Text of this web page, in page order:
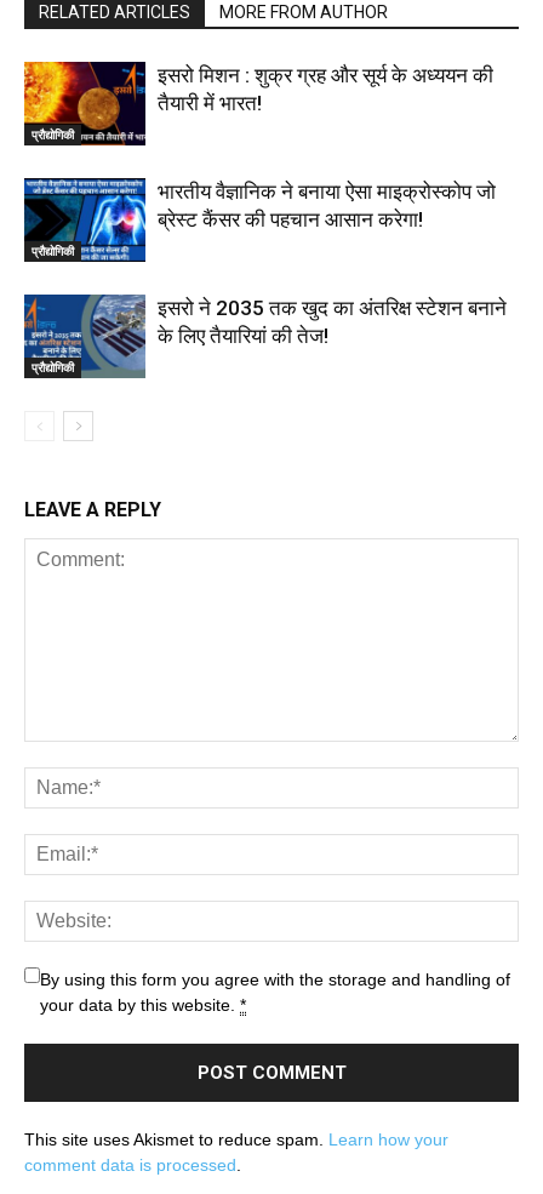
RELATED ARTICLES MORE FROM AUTHOR
प्रौद्योगिकी
इसरो मिशन : शुक्र ग्रह और सूर्य के अध्ययन की
तैयारी में भारत!
प्रौद्योगिकी
भारतीय वैज्ञानिक ने बनाया ऐसा माइक्रोस्कोप जो
ब्रेस्ट कैंसर की पहचान आसान करेगा!
प्रौद्योगिकी
इसरो ने 2035 तक खुद का अंतरिक्ष स्टेशन बनाने
के लिए तैयारियां की तेज!
LEAVE A REPLY
By using this form you agree with the storage and handling of
your data by this website. *
This site uses Akismet to reduce spam. Learn how your
comment data is processed